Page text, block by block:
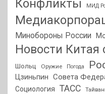
Конфликты
МИД
Минобороны России
Новости Китая
Шольц
Оружие Погода
Цзиньпин Совета
Социология ТАСС